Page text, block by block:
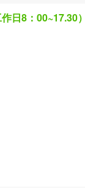
日8：00~17.30）